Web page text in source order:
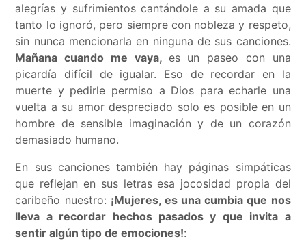
alegrías y sufrimientos cantándole a su amada que
tanto lo ignoró, pero siempre con nobleza y respeto,
sin nunca mencionarla en ninguna de sus canciones.
Mañana cuando me vaya, es un paseo con una
picardía difícil de igualar. Eso de recordar en la
muerte y pedirle permiso a Dios para echarle una
vuelta a su amor despreciado solo es posible en un
hombre de sensible imaginación y de un corazón
demasiado humano.
En sus canciones también hay páginas simpáticas
que reflejan en sus letras esa jocosidad propia del
caribeño nuestro: ¡Mujeres, es una cumbia que nos
lleva a recordar hechos pasados y que invita a
sentir algún tipo de emociones!: